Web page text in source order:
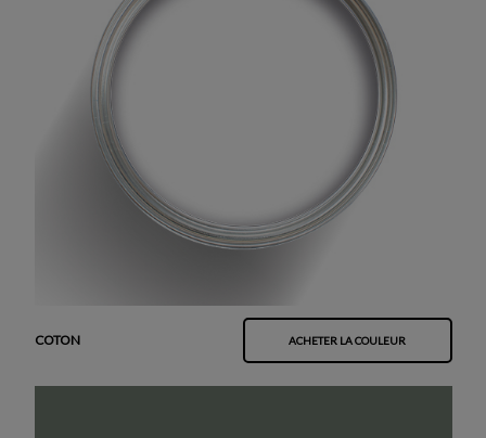
COTON ACHETER LA COULEUR